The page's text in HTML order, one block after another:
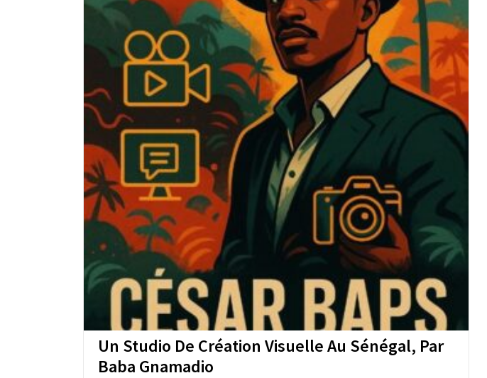
Un Studio De Création Visuelle Au Sénégal, Par
Baba Gnamadio